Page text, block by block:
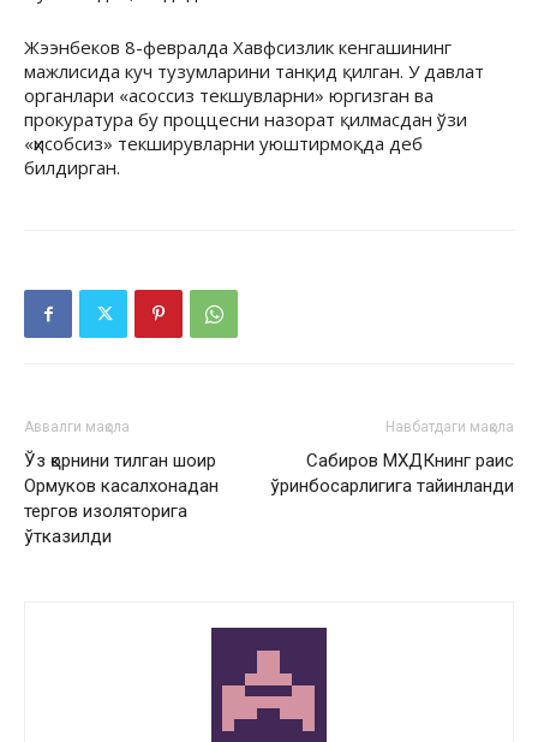
Жээнбеков 8-февралда Хавфсизлик кенгашининг
мажлисида куч тузумларини танқид қилган. У давлат
органлари «асоссиз текшувларни» юргизган ва
прокуратура бу проццесни назорат қилмасдан ўзи
«ҳисобсиз» текширувларни уюштирмоқда деб
билдирган.
Аввалги мақола
Ўз қорнини тилган шоир
Ормуков касалхонадан
тергов изоляторига
ўтказилди
Навбатдаги мақола
Сабиров МХДКнинг раис
ўринбосарлигига тайинланди